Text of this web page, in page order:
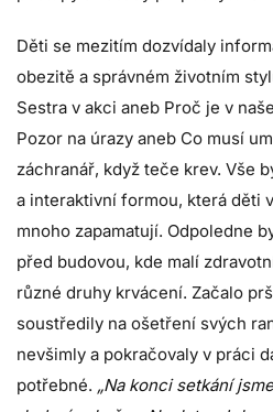
Děti se mezitím dozvídaly
obezitě a správném životním
Sestra v akci aneb Proč je v
Pozor na úrazy aneb Co musí
záchranář, když teče krev. Vše
a interaktivní formou, která děti
mnoho zapamatují. Odpoledne
před budovou, kde malí
různé druhy krvácení. Začalo
soustředily na ošetření svých
nevšimly a pokračovaly v práci
potřebné. „Na konci setkání